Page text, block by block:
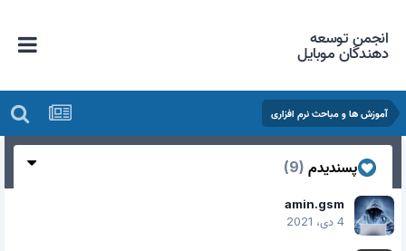
انجمن توسعه
دهندگان موبایل
آموزش ها و مباحث نرم افزاری
پسندیدم (9)
amin.gsm
4 دی، 2021